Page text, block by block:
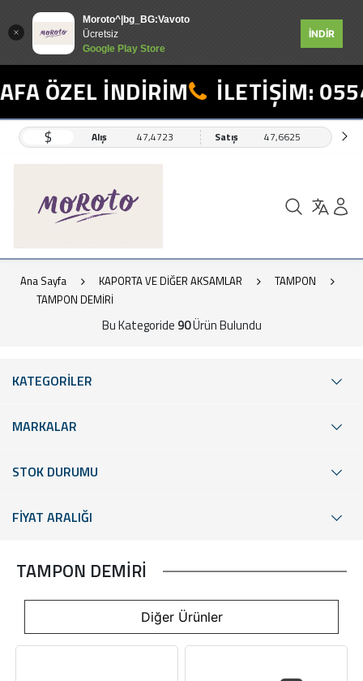
Moroto^|bg_BG:Vavoto
Ücretsiz
Google Play Store
İNDİR
İNDİRİM İLETİŞİM: 0554
$ Alış 47,4723 Satış 47,6625
Ana Sayfa KAPORTA VE DİĞER AKSAMLAR
TAMPON
TAMPON DEMİRİ
Bu Kategoride 90Ürün Bulundu
KATEGORİLER
MARKALAR
STOK DURUMU
FİYAT ARALIĞI
TAMPON DEMİRİ
Diğer Ürünler